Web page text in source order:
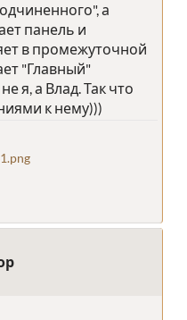
а
панель и
в промежуточной
"Главный"
я, а Влад. Так что
к нему)))